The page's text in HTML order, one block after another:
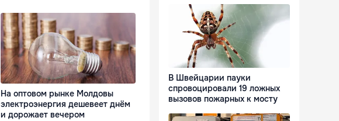
На оптовом рынке Молдовы
электроэнергия дешевеет днём
и дорожает вечером
В Швейцарии пауки
спровоцировали 19 ложных
вызовов пожарных к мосту